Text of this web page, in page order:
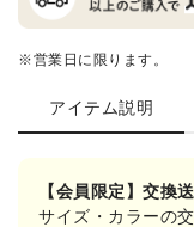
※営業日に限ります。
アイテム説明
【会員限定】交換
サイズ・カラーの